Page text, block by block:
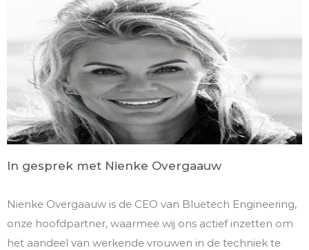
In gesprek met Nienke Overgaauw
Nienke Overgaauw is de CEO van Bluetech Engineering,
onze hoofdpartner, waarmee wij ons actief inzetten om
het aandeel van werkende vrouwen in de techniek te